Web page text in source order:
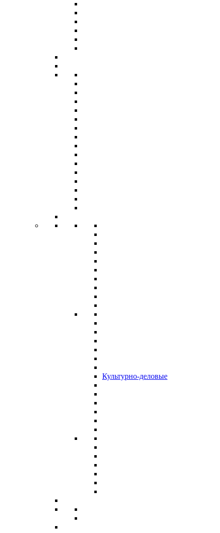
Культурно-деловые